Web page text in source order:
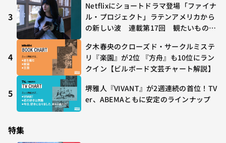
3
Netflixにショートドラマ登場「ファイナ
ル・プロジェクト」ラテンアメリカから
の新しい波 連載第17回 観たいものが
4
夕木春央のクローズド・サークルミステ
リ『楽園』が2位 『方舟』も10位にラン
クイン【ビルボード文芸チャート解説】
5
堺雅人『VIVANT』が2週連続の首位！TV
er、ABEMAともに安定のラインナップ
特集